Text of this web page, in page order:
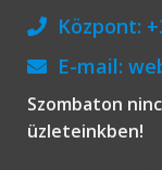
Központ:
E-mail:
Szombaton
üzleteinkben!